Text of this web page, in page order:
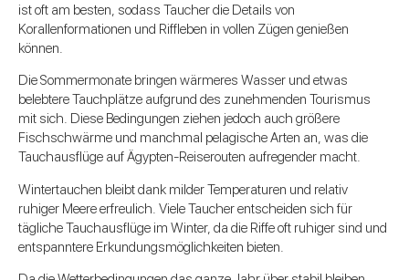
ist oft am besten, sodass Taucher die Details von
Korallenformationen und Riffleben in vollen Zügen genießen
können.
Die Sommermonate bringen wärmeres Wasser und etwas
belebtere Tauchplätze aufgrund des zunehmenden Tourismus
mit sich. Diese Bedingungen ziehen jedoch auch größere
Fischschwärme und manchmal pelagische Arten an, was die
Tauchausflüge auf Ägypten-Reiserouten aufregender macht.
Wintertauchen bleibt dank milder Temperaturen und relativ
ruhiger Meere erfreulich. Viele Taucher entscheiden sich für
tägliche Tauchausflüge im Winter, da die Riffe oft ruhiger sind und
entspanntere Erkundungsmöglichkeiten bieten.